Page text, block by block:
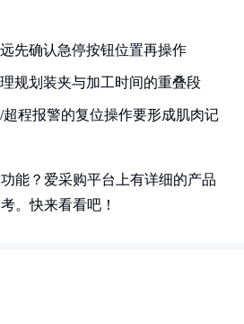
远先确认急停按钮位置再操作
理规划装夹与加工时间的重叠段
/超程报警的复位操作要形成肌肉记
能？爱采购平台上有详细的产品
。快来看看吧！